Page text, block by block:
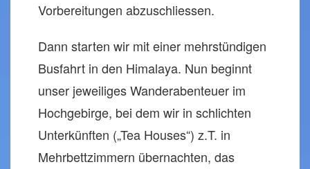
Vorbereitungen abzuschliessen.
Dann starten wir mit einer mehrstündigen
Busfahrt in den Himalaya. Nun beginnt
unser jeweiliges Wanderabenteuer im
Hochgebirge, bei dem wir in schlichten
Unterkünften („Tea Houses“) z.T. in
Mehrbettzimmern übernachten, das